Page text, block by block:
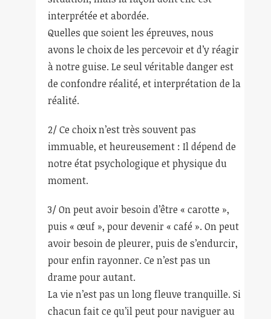
interprétée et abordée.
Quelles que soient les épreuves, nous
avons le choix de les percevoir et d’y réagir
à notre guise. Le seul véritable danger est
de confondre réalité, et interprétation de la
réalité.
2/ Ce choix n’est très souvent pas
immuable, et heureusement : Il dépend de
notre état psychologique et physique du
moment.
3/ On peut avoir besoin d’être « carotte »,
puis « œuf », pour devenir « café ». On peut
avoir besoin de pleurer, puis de s’endurcir,
pour enfin rayonner. Ce n’est pas un
drame pour autant.
La vie n’est pas un long fleuve tranquille. Si
chacun fait ce qu’il peut pour naviguer au